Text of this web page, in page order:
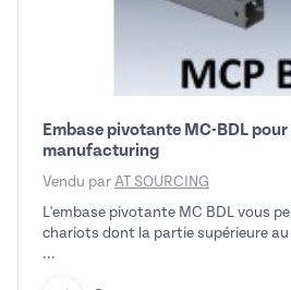
Embase pivotante MC-BDL
manufacturing
Vendu par AT SOURCING
L'embase pivotante MC BDL vous
chariots dont la partie supérieure au
...